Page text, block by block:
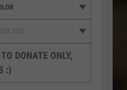
DONATE ONLY,
:)